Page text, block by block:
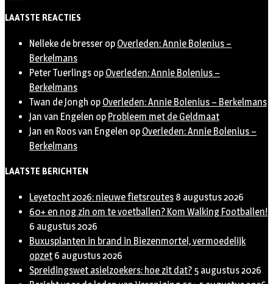
LAATSTE REACTIES
Nelleke de bresser op Overleden: Annie Bolenius –
Berkelmans
Peter Tuerlings op Overleden: Annie Bolenius –
Berkelmans
Twan de Jongh op Overleden: Annie Bolenius – Berkelmans
Jan van Engelen op Probleem met de Geldmaat
Jan en Roos van Engelen op Overleden: Annie Bolenius –
Berkelmans
LAATSTE BERICHTEN
Leyetocht 2026: nieuwe fietsroutes 8 augustus 2026
60+ en nog zin om te voetballen? Kom Walking Footballen!
6 augustus 2026
Buxusplanten in brand in Biezenmortel, vermoedelijk
opzet 6 augustus 2026
Spreidingswet asielzoekers: hoe zit dat? 5 augustus 2026